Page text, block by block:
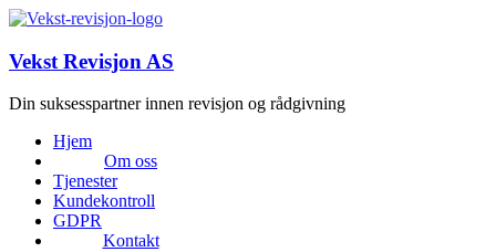
Vekst Revisjon AS
Din suksesspartner innen revisjon og rådgivning
Hjem
Om oss
Tjenester
Kundekontroll
GDPR
Kontakt